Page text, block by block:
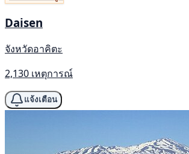
Daisen
จังหวัดอาคิตะ
2,130 เหตุการณ์
แจ้งเตือน